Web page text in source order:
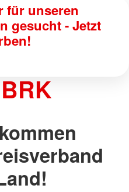
für unseren
gesucht - Jetzt